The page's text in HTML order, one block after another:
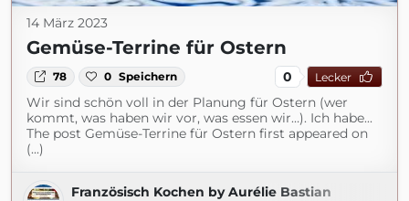
14 März 2023
Gemüse-Terrine für Ostern
78 0 Speichern 0 Lecker
Wir sind schön voll in der Planung für Ostern (wer
kommt, was haben wir vor, was essen wir…). Ich habe...
The post Gemüse-Terrine für Ostern first appeared on
(...)
Französisch Kochen by Aurélie Bastian